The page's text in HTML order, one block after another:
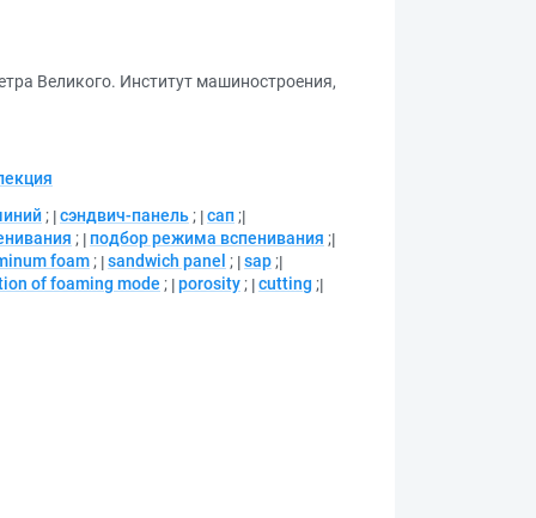
Великого. Институт машиностроения,
; сэндвич-панель ; сап ;
; подбор режима вспенивания ;
foam ; sandwich panel ; sap ;
of foaming mode ; porosity ; cutting ;